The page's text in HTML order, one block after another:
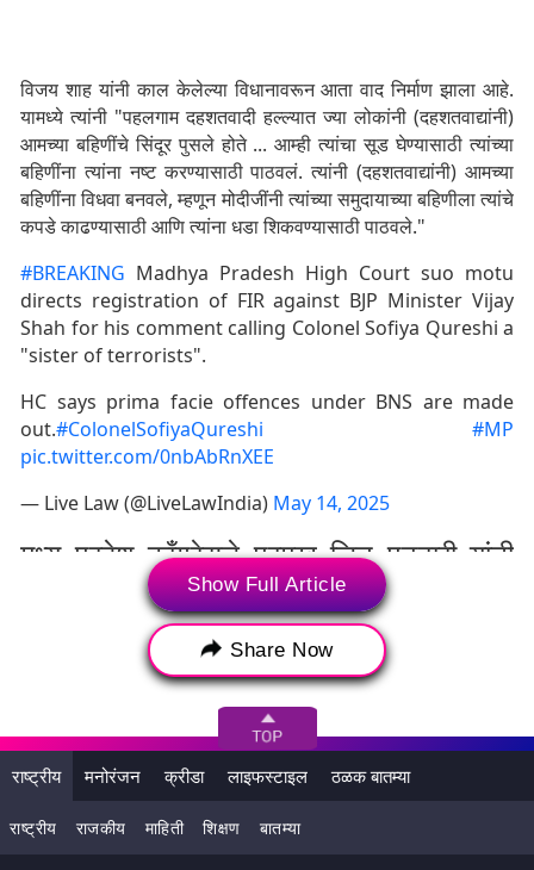
विजय शाह यांनी काल केलेल्या विधानावरून आता वाद निर्माण झाला आहे.
यामध्ये त्यांनी "पहलगाम दहशतवादी हल्ल्यात ज्या लोकांनी (दहशतवाद्यांनी)
आमच्या बहिणींचे सिंदूर पुसले होते ... आम्ही त्यांचा सूड घेण्यासाठी त्यांच्या
बहिणींना त्यांना नष्ट करण्यासाठी पाठवलं. त्यांनी (दहशतवाद्यांनी) आमच्या
बहिणींना विधवा बनवले, म्हणून मोदीजींनी त्यांच्या समुदायाच्या बहिणीला त्यांचे
कपडे काढण्यासाठी आणि त्यांना धडा शिकवण्यासाठी पाठवले."
#BREAKING Madhya Pradesh High Court suo motu
directs registration of FIR against BJP Minister Vijay
Shah for his comment calling Colonel Sofiya Qureshi a
"sister of terrorists".
HC says prima facie offences under BNS are made
out.#ColonelSofiyaQureshi
#MP
pic.twitter.com/0nbAbRnXEE
— Live Law (@LiveLawIndia) May 14, 2025
मध्य प्रदेश काँग्रेसचे प्रमुख जितू पटवारी यांनी
FIR दाखल केली
| Bhopal | MP Congress
chief Jitu Patwari files a complaint
against Madhya Pradesh Minister
Kunwar Vijay Shah over his
objectionable remarks against
Colonel Sofiya Qureshi.
Show Full Article
Share Now
राष्ट्रीय मनोरंजन क्रीडा लाइफस्टाइल ठळक बातम्या
राष्ट्रीय राजकीय माहिती शिक्षण बातम्या